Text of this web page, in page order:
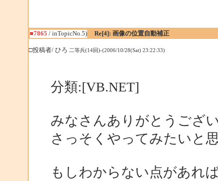
■7865 / inTopicNo.5) Re[4]: 画像の位置自動補正
□投稿者/ ひろ 二等兵(14回)-(2006/10/28(Sat) 23:22:33)
分類:[VB.NET]
みなさんありがとうござ
さっそくやってみたいと
もしわからない点があれ